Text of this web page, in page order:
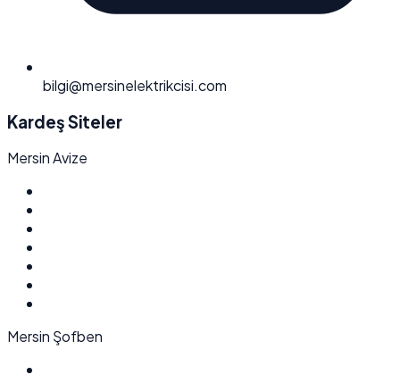
bilgi@mersinelektrikcisi.com
Kardeş Siteler
Mersin Avize
Mersin Şofben